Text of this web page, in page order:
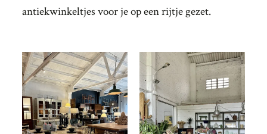
antiekwinkeltjes voor je op een rijtje gezet.